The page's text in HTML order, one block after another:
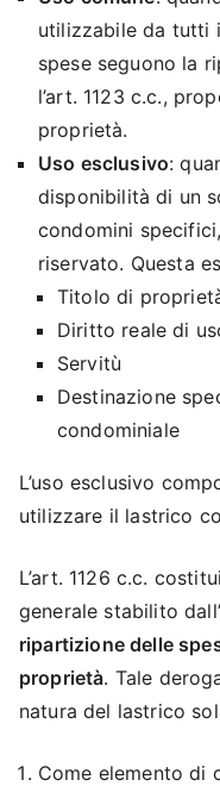
utilizzabile da tutti
spese seguono la
l’art. 1123 c.c.,
proprietà.
Uso esclusivo:
disponibilità di un
condomini
riservato. Questa
Titolo di
Diritto reale di
Servitù
Destinazione
condominiale
L’uso esclusivo
utilizzare il lastrico
L’art. 1126 c.c.
generale stabilito
ripartizione delle
proprietà. Tale
natura del lastrico
Come elemento di